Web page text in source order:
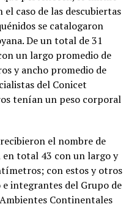
caso de las descubiertas
se catalogaron
De un total de 31
un largo promedio de
y ancho promedio de
del Conicet
tenían un peso corporal
el nombre de
en total 43 con un largo y
con estos y otros
integrantes del Grupo de
Continentales